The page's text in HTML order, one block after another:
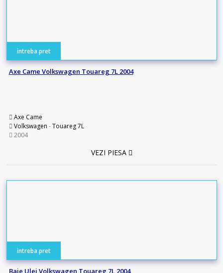
intreba pret
Axe Came Volkswagen Touareg 7L 2004
Axe Came
Volkswagen -Touareg 7L
2004
VEZI PIESA
intreba pret
Baie Ulei Volkswagen Touareg 7L 2004